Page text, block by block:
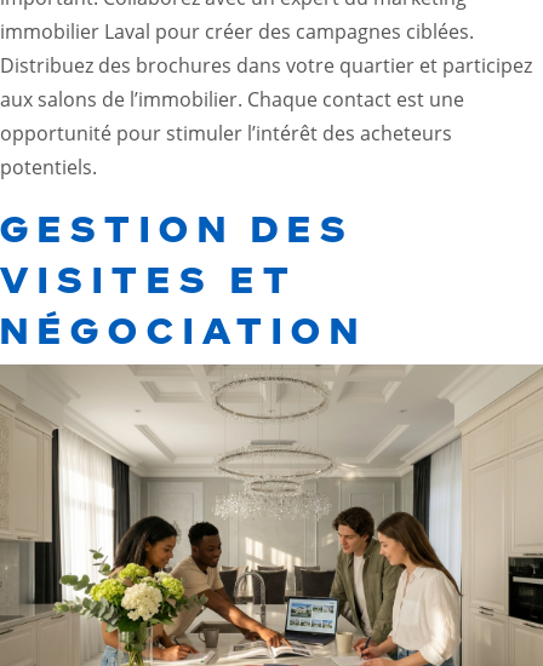
immobilier Laval pour créer des campagnes ciblées.
Distribuez des brochures dans votre quartier et participez
aux salons de l’immobilier. Chaque contact est une
opportunité pour stimuler l’intérêt des acheteurs
potentiels.
GESTION DES
VISITES ET
NÉGOCIATION